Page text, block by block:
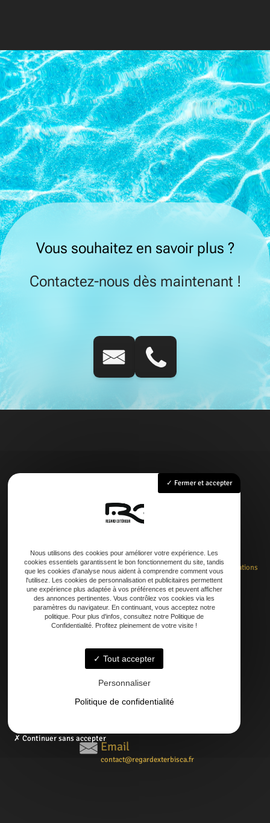
Vous souhaitez en savoir plus ?
Contactez-nous dès maintenant !
AccueilRénovationCréationEntretienDépannageLa boutiqueNos réalisations
Contact
21 AVENUE DE LAOUADIE, 40600 Biscarrosse
Téléphone
06 14 73 31 86
Email
contact@regardexterbisca.fr
Fermer et accepter
Nous utilisons des cookies pour améliorer votre expérience. Les
cookies essentiels garantissent le bon fonctionnement du site, tandis
que les cookies d'analyse nous aident à comprendre comment vous
l'utilisez. Les cookies de personnalisation et publicitaires permettent
une expérience plus adaptée à vos préférences et peuvent afficher
des annonces pertinentes. Vous contrôlez vos cookies via les
paramètres du navigateur. En continuant, vous acceptez notre
politique. Pour plus d'infos, consultez notre Politique de
Confidentialité. Profitez pleinement de votre visite !
Tout accepter
Personnaliser
Politique de confidentialité
Continuer sans accepter